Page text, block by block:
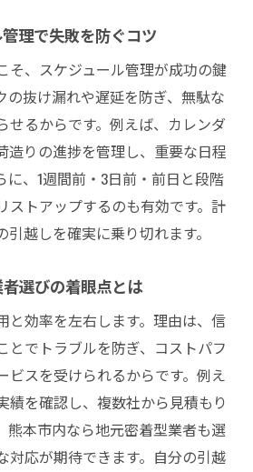
つ引越しチェックリストの作
程調整をスムーズに進める方法
した人が選ぶ業者選定のポイン
続き整理でトラブルを防ぐ方
族におすすめの熊本市活用術
高い家族のための熊本市サポ
し時に知っておきたい手続き
返す家族の荷物整理術
族向け引越し業者を選ぶコツ
理で失敗を防ぐコツ
そ、スケジュール管理が成功の鍵
の抜け漏れや遅延を防ぎ、無駄な
せるからです。例えば、カレンダ
造りの進捗を管理し、重要な日程
に、1週間前・3日前・前日と段階
ストアップするのも有効です。計
越しを確実に乗り切れます。
選びの着眼点とは
と効率を左右します。理由は、信
とでトラブルを防ぎ、コストパフ
ビスを受けられるからです。例え
績を確認し、複数社から見積もり
熊本市内なら地元密着型業者も選
対応が期待できます。自分の引越